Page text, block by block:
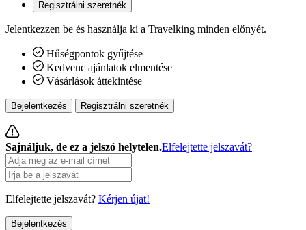
Regisztrálni szeretnék
Jelentkezzen be és használja ki a Travelking minden előnyét.
Hűségpontok gyűjtése
Kedvenc ajánlatok elmentése
Vásárlások áttekintése
Bejelentkezés Regisztrálni szeretnék
Sajnáljuk, de ez a jelszó helytelen.Elfelejtette jelszavát?
Elfelejtette jelszavát? Kérjen újat!
Bejelentkezés